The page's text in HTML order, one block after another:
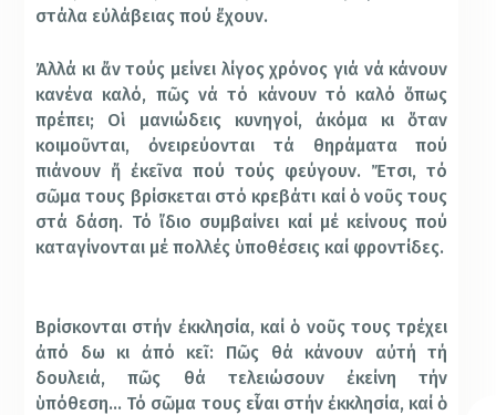
στάλα εὐλάβειας πού ἔχουν.
Ἀλλά κι ἄν τούς μείνει λίγος χρόνος γιά νά κάνουν
κανένα καλό, πῶς νά τό κάνουν τό καλό ὅπως
πρέπει; Οἱ μανιώδεις κυνηγοί, ἀκόμα κι ὅταν
κοιμοῦνται, ὀνειρεύονται τά θηράματα πού
πιάνουν ἤ ἐκεῖνα πού τούς φεύγουν. Ἔτσι, τό
σῶμα τους βρίσκεται στό κρεβάτι καί ὁ νοῦς τους
στά δάση. Τό ἴδιο συμβαίνει καί μέ κείνους πού
καταγίνονται μέ πολλές ὑποθέσεις καί φροντίδες.
Βρίσκονται στήν ἐκκλησία, καί ὁ νοῦς τους τρέχει
ἀπό δω κι ἀπό κεῖ: Πῶς θά κάνουν αὐτή τή
δουλειά, πῶς θά τελειώσουν ἐκείνη τήν
ὑπόθεση… Τό σῶμα τους εἶναι στήν ἐκκλησία, καί ὁ